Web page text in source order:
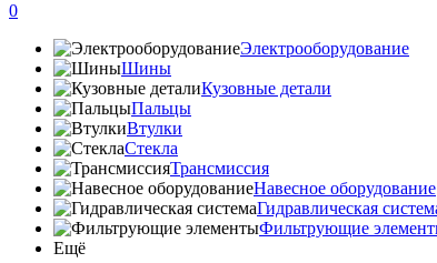
0
Электрооборудование
Шины
Кузовные детали
Пальцы
Втулки
Стекла
Трансмиссия
Навесное оборудование
Гидравлическая
Фильтрующие
Ещё